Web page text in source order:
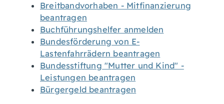
Breitbandvorhaben - Mitfinanzierung
beantragen
Buchführungshelfer anmelden
Bundesförderung von E-
Lastenfahrrädern beantragen
Bundesstiftung "Mutter und Kind" -
Leistungen beantragen
Bürgergeld beantragen